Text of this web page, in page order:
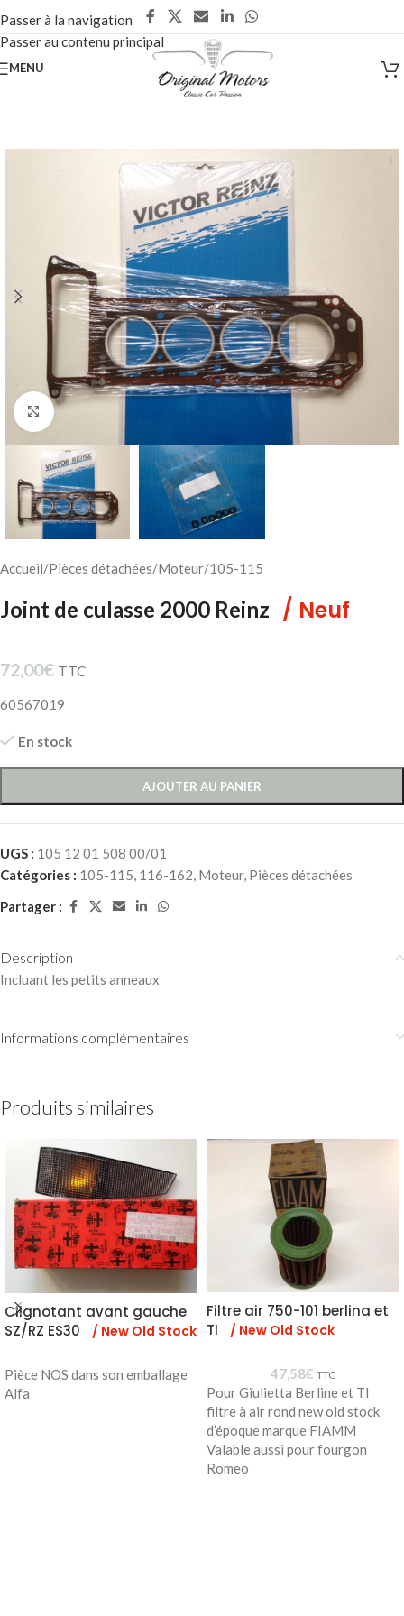
Passer à la navigation
Passer au contenu principal
MENU
Cliquez pour agrandir
Accueil/Pièces détachées/Moteur/105-115
Joint de culasse 2000 Reinz / Neuf
72,00€ TTC
60567019
En stock
AJOUTER AU PANIER
UGS : 105 12 01 508 00/01
Catégories : 105-115, 116-162, Moteur, Pièces détachées
Partager :
Description
Incluant les petits anneaux
Informations complémentaires
Produits similaires
Clignotant avant gauche
SZ/RZ ES30
/ New Old Stock
Pièce NOS dans son emballage
Alfa
Filtre air 750-101 berlina et
TI
/ New Old Stock
47,58€ TTC
Pour Giulietta Berline et TI
filtre à air rond new old stock
d’époque marque FIAMM
Valable aussi pour fourgon
Romeo